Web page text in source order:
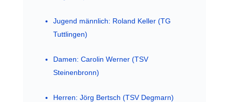
Jugend männlich: Roland Keller (TG
Tuttlingen)
Damen: Carolin Werner (TSV
Steinenbronn)
Herren: Jörg Bertsch (TSV Degmarn)